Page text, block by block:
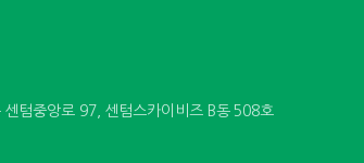
텀중앙로 97, 센텀스카이비즈 B동 508호